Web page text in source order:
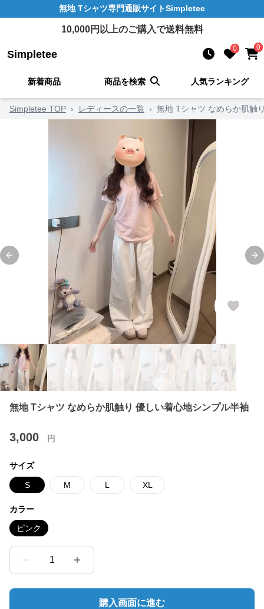
無地 Tシャツ専門通販サイトSimpletee
10,000円以上のご購入で送料無料
Simpletee 0 0
新着商品 商品を検索 人気ランキング
Simpletee TOP › レディースの一覧 › 無地 Tシャツ なめらか肌触
Previous slide
無地 Tシャツ なめらか肌触り 優しい着心地シンプル半袖
3,000 円
サイズ
S M L XL
カラー
ピンク
1
購入画面に進む